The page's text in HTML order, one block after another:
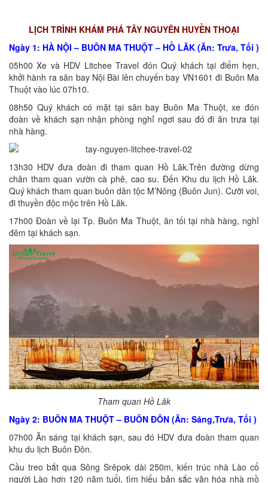
LỊCH TRÌNH KHÁM PHÁ TÂY NGUYÊN HUYỀN THOẠI
Ngày 1: HÀ NỘI – BUÔN MA THUỘT – HỒ LĂK (Ăn: Trưa, Tối )
05h00 Xe và HDV Litchee Travel đón Quý khách tại điểm hẹn,
khởi hành ra sân bay Nội Bài lên chuyến bay VN1601 đi Buôn Ma
Thuột vào lúc 07h10.
08h50 Quý khách có mặt tại sân bay Buôn Ma Thuột, xe đón
đoàn về khách sạn nhận phòng nghỉ ngơi sau đó đi ăn trưa tại
nhà hàng.
13h30 HDV đưa đoàn đi tham quan Hồ Lăk.Trên đường dừng
chân tham quan vườn cà phê, cao su. Đến Khu du lịch Hồ Lăk.
Quý khách tham quan buôn dân tộc M’Nông (Buôn Jun). Cưỡi voi,
đi thuyền độc mộc trên Hồ Lăk.
17h00 Đoàn về lại Tp. Buôn Ma Thuột, ăn tối tại nhà hàng, nghỉ
đêm tại khách sạn.
Tham quan Hồ Lăk
Ngày 2: BUÔN MA THUỘT – BUÔN ĐÔN (Ăn: Sáng,Trưa, Tối )
07h00 Ăn sáng tại khách sạn, sau đó HDV đưa đoàn tham quan
khu du lịch Buôn Đôn.
Cầu treo bắt qua Sông Srêpok dài 250m, kiến trúc nhà Lào cổ
người Lào hơn 120 năm tuổi, tìm hiểu bản sắc văn hóa nhà mồ